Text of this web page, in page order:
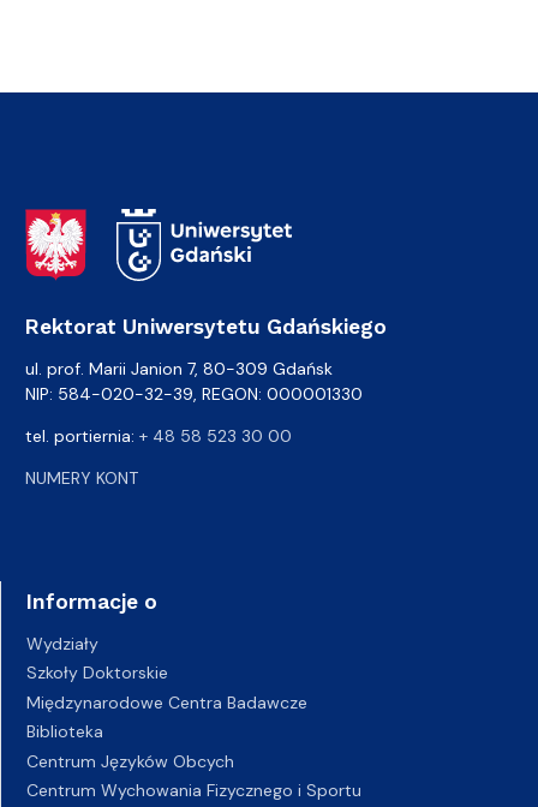
Adres Rektoratu
Rektorat Uniwersytetu Gdańskiego
ul. prof. Marii Janion 7, 80-309 Gdańsk
NIP: 584-020-32-39, REGON: 000001330
tel. portiernia: + 48 58 523 30 00
NUMERY KONT
Informacje o
Wydziały
Szkoły Doktorskie
Międzynarodowe Centra Badawcze
Biblioteka
Centrum Języków Obcych
Centrum Wychowania Fizycznego i Sportu